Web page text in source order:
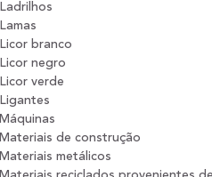
Ladrilhos
Lamas
Licor branco
Licor negro
Licor verde
Ligantes
Máquinas
Materiais de construção
Materiais metálicos